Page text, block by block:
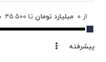
از ۰ ‌ ‍ ‌‌‌‌میلیارد تومان تا ۴۵.۵۰۰
پیشرفته